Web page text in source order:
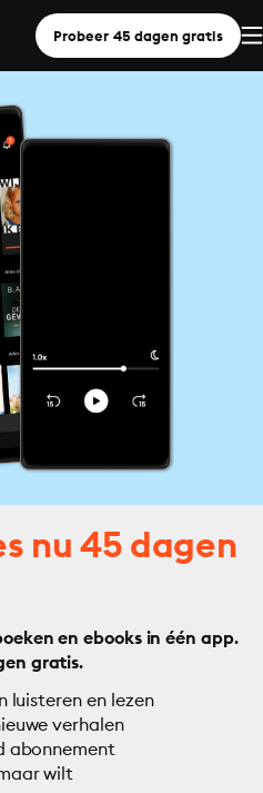
Probeer 45 dagen gratis
nu 45 dagen
en ebooks in één app.
gratis.
luisteren en lezen
verhalen
abonnement
wilt